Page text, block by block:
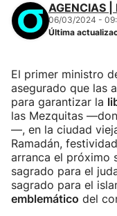
AGENCIAS |
06/03/2024 -
Última
El primer ministro
asegurado que las
para garantizar la
las Mezquitas
—, en la ciudad
Ramadán,
arranca el próximo
sagrado para el
sagrado para el
emblemático del